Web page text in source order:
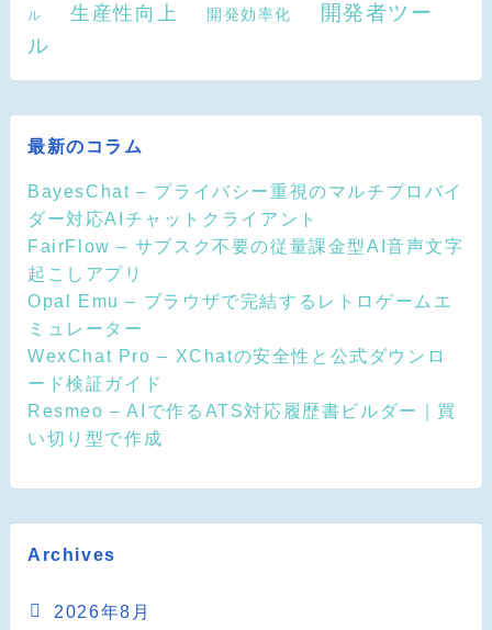
ル
生産性向上 開発効率化
開発者ツー
ル
最新のコラム
BayesChat – プライバシー重視のマルチプロバイ
ダー対応AIチャットクライアント
FairFlow – サブスク不要の従量課金型AI音声文字
起こしアプリ
Opal Emu – ブラウザで完結するレトロゲームエ
ミュレーター
WexChat Pro – XChatの安全性と公式ダウンロ
ード検証ガイド
Resmeo – AIで作るATS対応履歴書ビルダー｜買
い切り型で作成
Archives
2026年8月